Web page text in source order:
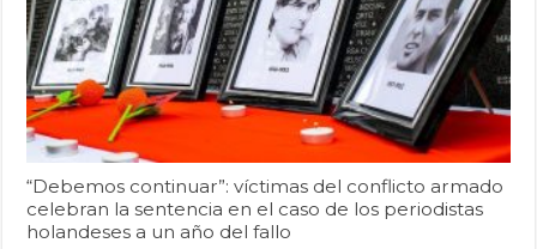
“Debemos continuar”: víctimas del conflicto armado
celebran la sentencia en el caso de los periodistas
holandeses a un año del fallo